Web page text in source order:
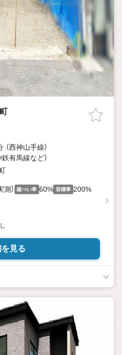
（西神山手線）
鉄有馬線など）
） 建ぺい率 60% 容積率 200%
見る